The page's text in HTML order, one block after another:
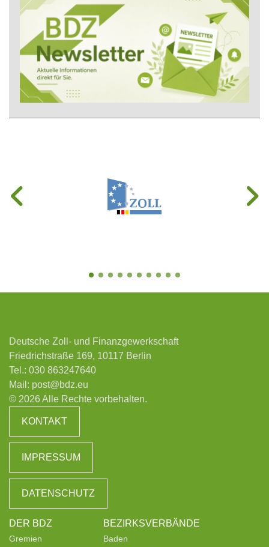
Deutsche Zoll- und Finanzgewerkschaft
Friedrichstraße 169, 10117 Berlin
Tel.: 030 863247640
Mail: post@bdz.eu
© 2026 Alle Rechte vorbehalten.
KONTAKT
IMPRESSUM
DATENSCHUTZ
DER BDZ
Gremien
BEZIRKSVERBÄNDE
Baden